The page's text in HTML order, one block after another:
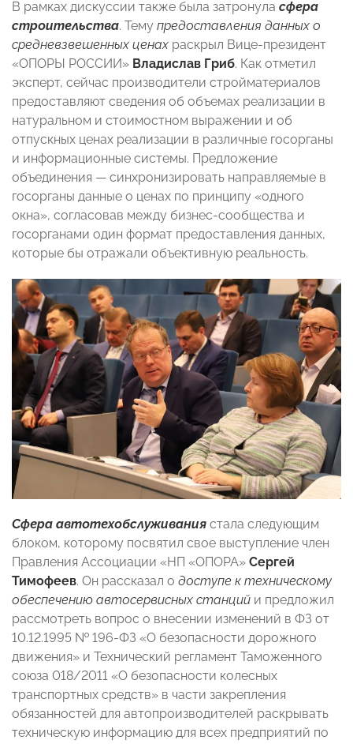
В рамках дискуссии также была затронула сфера
строительства. Тему предоставления данных о
средневзвешенных ценах раскрыл Вице-президент
«ОПОРЫ РОССИИ» Владислав Гриб. Как отметил
эксперт, сейчас производители стройматериалов
предоставляют сведения об объемах реализации в
натуральном и стоимостном выражении и об
отпускных ценах реализации в различные госорганы
и информационные системы. Предложение
объединения — синхронизировать направляемые в
госорганы данные о ценах по принципу «одного
окна», согласовав между бизнес-сообщества и
госорганами один формат предоставления данных,
которые бы отражали объективную реальность.
Сфера автотехобслуживания стала следующим
блоком, которому посвятил свое выступление член
Правления Ассоциации «НП «ОПОРА» Сергей
Тимофеев. Он рассказал о доступе к техническому
обеспечению автосервисных станций и предложил
рассмотреть вопрос о внесении изменений в ФЗ от
10.12.1995 № 196-ФЗ «О безопасности дорожного
движения» и Технический регламент Таможенного
союза 018/2011 «О безопасности колесных
транспортных средств» в части закрепления
обязанностей для автопроизводителей раскрывать
техническую информацию для всех предприятий по